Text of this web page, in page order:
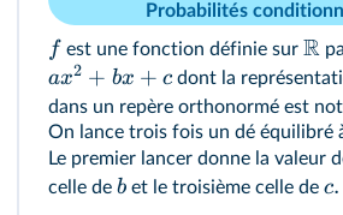
Probabilités
f est une fonction définie sur R
ax2 + bx + c dont la
dans un repère orthonormé est
On lance trois fois un dé équilibré
Le premier lancer donne la valeur
celle de b et le troisième celle de c.